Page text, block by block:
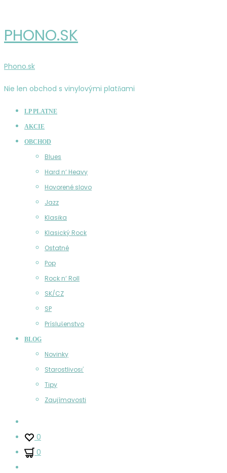
PHONO.SK
Phono.sk
Nie len obchod s vinylovými platňami
LP PLATNE
AKCIE
OBCHOD
Blues
Hard n‘ Heavy
Hovorené slovo
Jazz
Klasika
Klasický Rock
Ostatné
Pop
Rock n‘ Roll
SK/CZ
SP
Príslušenstvo
BLOG
Novinky
Starostlivosť
Tipy
Zaujímavosti
0
0